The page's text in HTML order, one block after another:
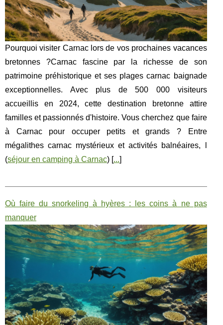
Pourquoi visiter Carnac lors de vos prochaines vacances
bretonnes ?Carnac fascine par la richesse de son
patrimoine préhistorique et ses plages carnac baignade
exceptionnelles. Avec plus de 500 000 visiteurs
accueillis en 2024, cette destination bretonne attire
familles et passionnés d'histoire. Vous cherchez que faire
à Carnac pour occuper petits et grands ? Entre
mégalithes carnac mystérieux et activités balnéaires, l
(séjour en camping à Carnac) [...]
Où faire du snorkeling à hyères : les coins à ne pas
manquer